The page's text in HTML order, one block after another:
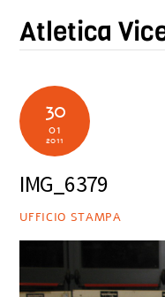
content
Atletica
30
01
2011
IMG_6379
UFFICIO STAMPA